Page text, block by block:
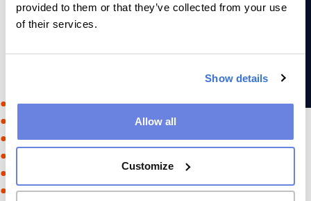
provided to them or that they’ve collected from your use
of their services.
Show details
Allow all
Customize
Hvorfor vælge os?
Vores grafiske designere bag dette spil har udført et
det er også udfordrende for alle typer spillere. Der er et